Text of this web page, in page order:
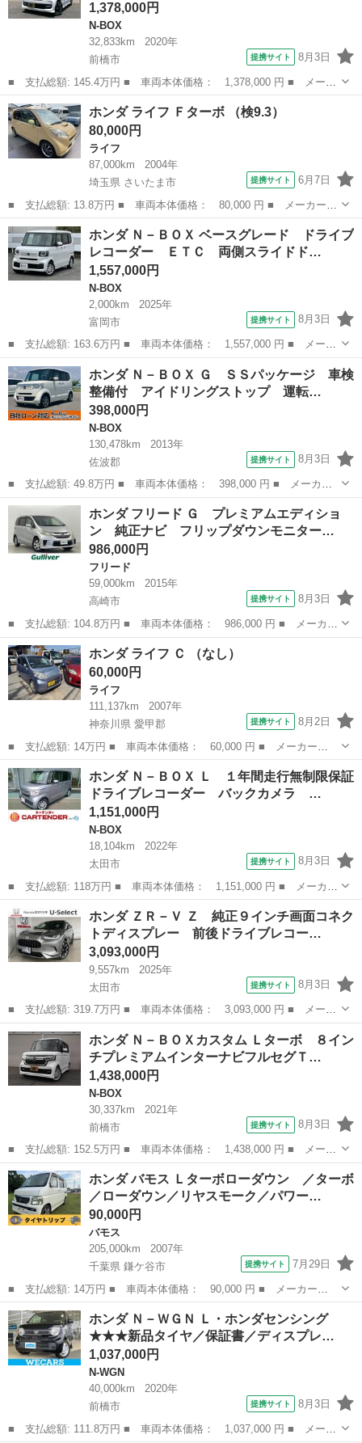
1,378,000円
N-BOX
32,833km
2020年
前橋市
提携サイト 8月3日
■ 支払総額: 145.4万円 ■ 車両本体価格： 1,378,000 円 ■ メーカ
ー名： ホンダ ■ 車種名： Ｎ－ＢＯＸカスタム ■ グレード
名： Ｇ・Ｌターボホンダセンシング ８インチプレミアムインター
ナビフルセグ...
群馬 前橋市 N-BOX
ホンダ ライフ Ｆターボ （検9.3）
80,000円
ライフ
87,000km
2004年
埼玉県 さいたま市
提携サイト 6月7日
■ 支払総額: 13.8万円 ■ 車両本体価格： 80,000 円 ■ メーカー
名： ホンダ ■ 車種名： ライフ ■ グレード名： Ｆターボ ■
排気量： 660cc ■ ドア枚数： 5D ■ ミッション： AT4速 ■...
埼玉 さいたま市 ライフ
ホンダ Ｎ－ＢＯＸ ベースグレード ドライブ
レコーダー ＥＴＣ 両側スライドド…
1,557,000円
N-BOX
2,000km
2025年
富岡市
提携サイト 8月3日
■ 支払総額: 163.6万円 ■ 車両本体価格： 1,557,000 円 ■ メーカ
ー名： ホンダ ■ 車種名： Ｎ－ＢＯＸ ■ グレード名： ベース
グレード ドライブレコーダー ＥＴＣ 両側スライドドア ナビ
クリアラ...
群馬 富岡市 N-BOX
ホンダ Ｎ－ＢＯＸ Ｇ ＳＳパッケージ 車検
整備付 アイドリングストップ 運転…
398,000円
N-BOX
130,478km
2013年
佐波郡
提携サイト 8月3日
■ 支払総額: 49.8万円 ■ 車両本体価格： 398,000 円 ■ メーカー
名： ホンダ ■ 車種名： Ｎ－ＢＯＸ ■ グレード名： Ｇ ＳＳ
パッケージ 車検整備付 アイドリングストップ 運転席エアバッ
ク 助手席エア...
群馬 佐波郡 N-BOX
ホンダ フリード Ｇ プレミアムエディショ
ン 純正ナビ フリップダウンモニター…
986,000円
フリード
59,000km
2015年
高崎市
提携サイト 8月3日
■ 支払総額: 104.8万円 ■ 車両本体価格： 986,000 円 ■ メーカー
名： ホンダ ■ 車種名： フリード ■ グレード名： Ｇ プレミ
アムエディション 純正ナビ フリップダウンモニター ＥＴＣ 両
側パワース...
群馬 高崎市 フリード
ホンダ ライフ Ｃ （なし）
60,000円
ライフ
111,137km
2007年
神奈川県 愛甲郡
提携サイト 8月2日
■ 支払総額: 14万円 ■ 車両本体価格： 60,000 円 ■ メーカー
名： ホンダ ■ 車種名： ライフ ■ グレード名： Ｃ ■ 排気
量： 660cc ■ ドア枚数： 5D ■ ミッション： AT4速 ■ 店舗
PR...
神奈川 愛甲郡 ライフ
ホンダ Ｎ－ＢＯＸ Ｌ １年間走行無制限保証
ドライブレコーダー バックカメラ …
1,151,000円
N-BOX
18,104km
2022年
太田市
提携サイト 8月3日
■ 支払総額: 118万円 ■ 車両本体価格： 1,151,000 円 ■ メーカー
名： ホンダ ■ 車種名： Ｎ－ＢＯＸ ■ グレード名： Ｌ １年
間走行無制限保証ドライブレコーダー バックカメラ 両側スライ
ド・片側電動...
群馬 太田市 N-BOX
ホンダ ＺＲ－Ｖ Ｚ 純正９インチ画面コネク
トディスプレー 前後ドライブレコー…
3,093,000円
9,557km
2025年
太田市
提携サイト 8月3日
■ 支払総額: 319.7万円 ■ 車両本体価格： 3,093,000 円 ■ メーカ
ー名： ホンダ ■ 車種名： ＺＲ－Ｖ ■ グレード名： Ｚ 純正
９インチ画面コネクトディスプレー 前後ドライブレコーダー ステ
アリング...
群馬 太田市 ホンダ
ホンダ Ｎ－ＢＯＸカスタム Ｌターボ ８イン
チプレミアムインターナビフルセグＴ…
1,438,000円
N-BOX
30,337km
2021年
前橋市
提携サイト 8月3日
■ 支払総額: 152.5万円 ■ 車両本体価格： 1,438,000 円 ■ メーカ
ー名： ホンダ ■ 車種名： Ｎ－ＢＯＸカスタム ■ グレード
名： Ｌターボ ８インチプレミアムインターナビフルセグＴＶ バ
ックカメラ ...
群馬 前橋市 N-BOX
ホンダ バモス Ｌターボローダウン ／ターボ
／ローダウン／リヤスモーク／パワー…
90,000円
バモス
205,000km
2007年
千葉県 鎌ケ谷市
提携サイト 7月29日
■ 支払総額: 14万円 ■ 車両本体価格： 90,000 円 ■ メーカー
名： ホンダ ■ 車種名： バモス ■ グレード名： Ｌターボロー
ダウン ／ターボ／ローダウン／リヤスモーク／パワーウィンドウ／
キーレス／スペアキ...
千葉 鎌ケ谷市 バモス
ホンダ Ｎ－ＷＧＮ Ｌ・ホンダセンシング
★★★新品タイヤ／保証書／ディスプレ…
1,037,000円
N-WGN
40,000km
2020年
前橋市
提携サイト 8月3日
■ 支払総額: 111.8万円 ■ 車両本体価格： 1,037,000 円 ■ メーカ